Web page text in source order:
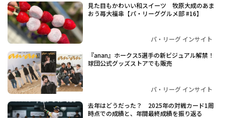
見た目もかわいい和スイーツ 牧原大成のあま
おう苺大福串【パ・リーググルメ部 #16】
パ・リーグ インサイト
『anan』ホークス5選手の新ビジュアル解禁！
球団公式グッズストアでも販売
パ・リーグ インサイト
去年はどうだった？ 2025年の対戦カード1周
時点での成績と、年間最終成績を振り返る